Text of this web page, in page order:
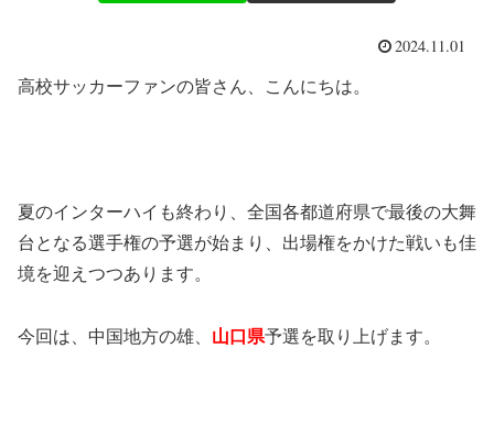
2024.11.01
高校サッカーファンの皆さん、こんにちは。
夏のインターハイも終わり、全国各都道府県で最後の大舞
台となる選手権の予選が始まり、出場権をかけた戦いも佳
境を迎えつつあります。
今回は、中国地方の雄、 山口 県予選を取り上げます。